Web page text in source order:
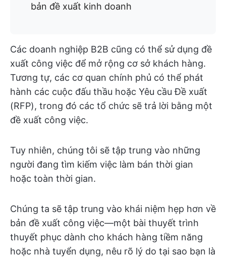
bản đề xuất kinh doanh
Các doanh nghiệp B2B cũng có thể sử dụng đề
xuất công việc để mở rộng cơ sở khách hàng.
Tương tự, các cơ quan chính phủ có thể phát
hành các cuộc đấu thầu hoặc Yêu cầu Đề xuất
(RFP), trong đó các tổ chức sẽ trả lời bằng một
đề xuất công việc.
Tuy nhiên, chúng tôi sẽ tập trung vào những
người đang tìm kiếm việc làm bán thời gian
hoặc toàn thời gian.
Chúng ta sẽ tập trung vào khái niệm hẹp hơn về
bản đề xuất công việc—một bài thuyết trình
thuyết phục dành cho khách hàng tiềm năng
hoặc nhà tuyển dụng, nêu rõ lý do tại sao bạn là